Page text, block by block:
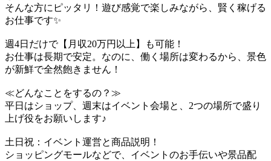
そんな方にピッタリ！遊び感覚で楽しみながら、賢く稼げる
お仕事です✨
週4日だけで【月収20万円以上】も可能！
お仕事は長期で安定。なのに、働く場所は変わるから、景色
が新鮮で全然飽きません！
≪どんなことをするの？≫
平日はショップ、週末はイベント会場と、2つの場所で盛り
上げ役をお願いします♪
土日祝：イベント運営と商品説明！
ショッピングモールなどで、イベントのお手伝いや景品配